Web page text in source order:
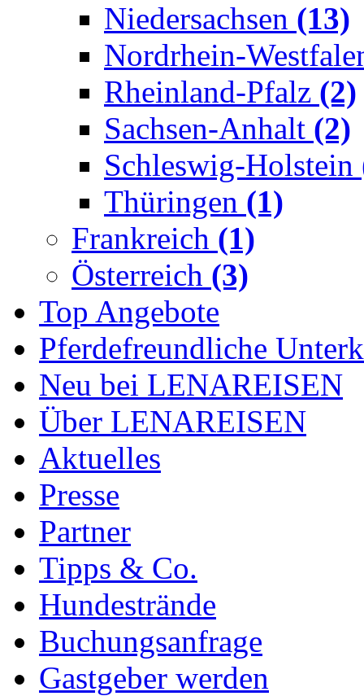
Niedersachsen (13)
Nordrhein-
Rheinland-Pfalz (2)
Sachsen-Anhalt (2)
Schleswig-Holstein
Thüringen (1)
Frankreich (1)
Österreich (3)
Top Angebote
Pferdefreundliche
Neu bei LENAREISEN
Über LENAREISEN
Aktuelles
Presse
Partner
Tipps & Co.
Hundestrände
Buchungsanfrage
Gastgeber werden